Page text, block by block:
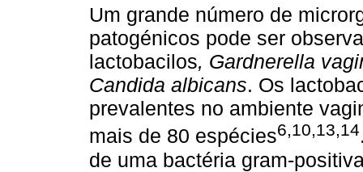
Um grande número de
patogénicos pode ser
lactobacilos, Gardnerella
Candida albicans. Os
prevalentes no ambiente
mais de 80 espécies6,10,13,14
de uma bactéria gram-